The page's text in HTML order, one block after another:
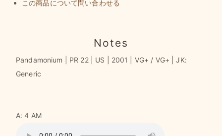
この商品について問い合わせる
Notes
Pandamonium | PR 22 | US | 2001 | VG+ / VG+ | JK:
Generic
A: 4 AM